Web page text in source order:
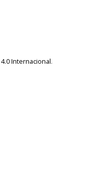
Internacional.